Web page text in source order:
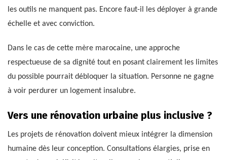
les outils ne manquent pas. Encore faut-il les déployer à grande
échelle et avec conviction.
Dans le cas de cette mère marocaine, une approche
respectueuse de sa dignité tout en posant clairement les limites
du possible pourrait débloquer la situation. Personne ne gagne
à voir perdurer un logement insalubre.
Vers une rénovation urbaine plus inclusive ?
Les projets de rénovation doivent mieux intégrer la dimension
humaine dès leur conception. Consultations élargies, prise en